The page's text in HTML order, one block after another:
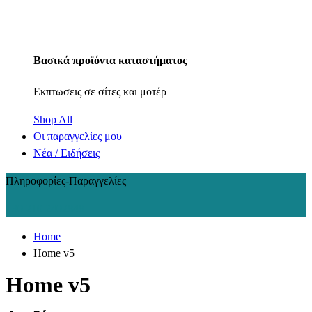
Βασικά προϊόντα καταστήματος
Εκπτωσεις σε σίτες και μοτέρ
Shop All
Οι παραγγελίες μου
Νέα / Ειδήσεις
Πληροφορίες-Παραγγελίες
Home
Home v5
Home v5